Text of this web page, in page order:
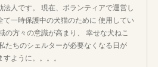
法人です。 現在、ボランティアで運営し
て一時保護中の犬猫のために 使用してい
の方々の意識が高まり、 幸せな犬ねこ
たちのシェルターが必要なくなる日が
ように。。。。